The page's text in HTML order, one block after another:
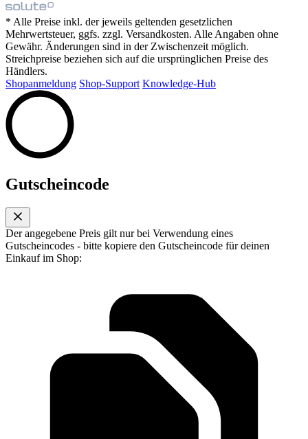
* Alle Preise inkl. der jeweils geltenden gesetzlichen
Mehrwertsteuer, ggfs. zzgl. Versandkosten. Alle Angaben ohne
Gewähr. Änderungen sind in der Zwischenzeit möglich.
Streichpreise beziehen sich auf die ursprünglichen Preise des
Händlers.
Shopanmeldung Shop-Support Knowledge-Hub
Gutscheincode
Der angegebene Preis gilt nur bei Verwendung eines
Gutscheincodes - bitte kopiere den Gutscheincode für deinen
Einkauf im Shop: